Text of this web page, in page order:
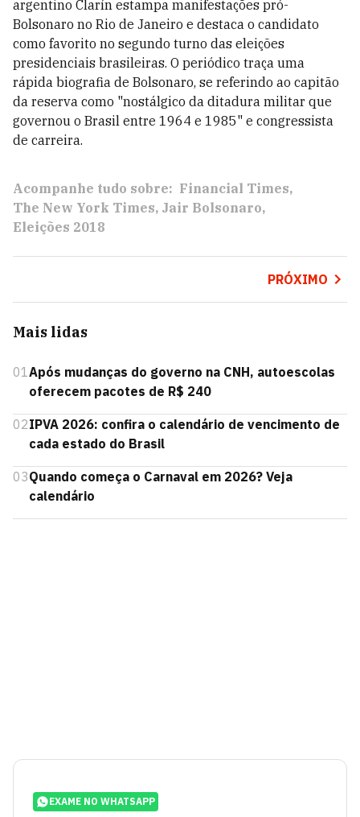
argentino Clarín estampa manifestações pró-
Bolsonaro no Rio de Janeiro e destaca o candidato
como favorito no segundo turno das eleições
presidenciais brasileiras. O periódico traça uma
rápida biografia de Bolsonaro, se referindo ao capitão
da reserva como "nostálgico da ditadura militar que
governou o Brasil entre 1964 e 1985" e congressista
de carreira.
Acompanhe tudo sobre: Financial Times
The New York Times Jair Bolsonaro
Eleições 2018
PRÓXIMO
Mais lidas
01Após mudanças do governo na CNH, autoescolas
oferecem pacotes de R$ 240
02IPVA 2026: confira o calendário de vencimento de
cada estado do Brasil
03Quando começa o Carnaval em 2026? Veja
calendário
EXAME NO WHATSAPP